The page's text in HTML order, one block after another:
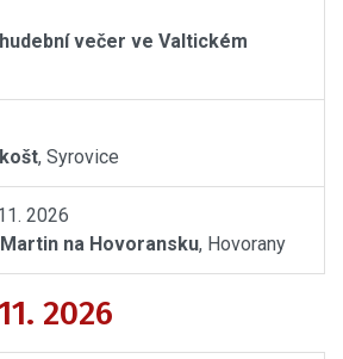
večer ve Valtickém
, Syrovice
2026
na Hovoransku, Hovorany
2026